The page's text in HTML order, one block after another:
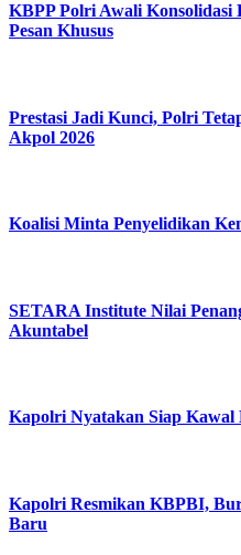
KBPP Polri Awali Konsolidasi
Pesan Khusus
Prestasi Jadi Kunci, Polri
Akpol 2026
Koalisi Minta Penyelidikan
SETARA Institute Nilai
Akuntabel
Kapolri Nyatakan Siap
Kapolri Resmikan KBPBI,
Baru